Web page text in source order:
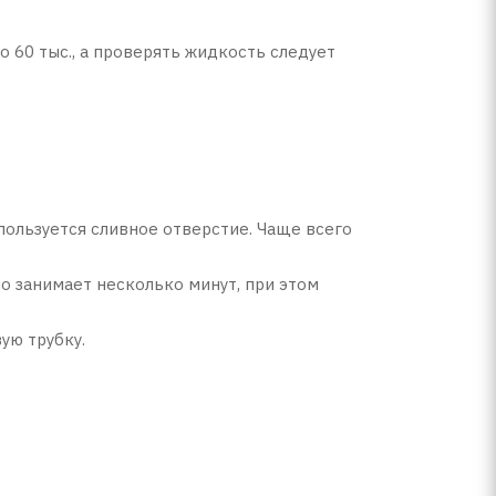
60 тыс., а проверять жидкость следует
сливное отверстие. Чаще всего
занимает несколько минут, при этом
трубку.